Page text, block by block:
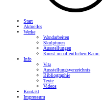
Start
Aktuelles
Werke
Wandarbeiten
Skulpturen
Ausstellungen
Kunst im öffentlichen Raum
Info
Vita
Ausstellungsverzeichnis
Bibliographie
Texte
Videos
Kontakt
Impressum